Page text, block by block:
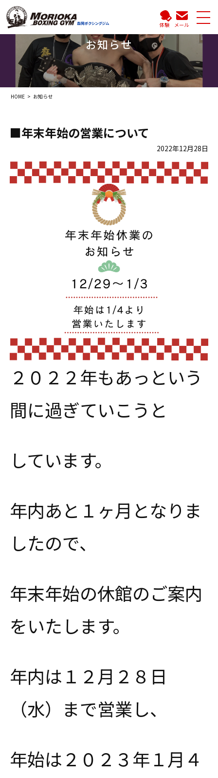
体験 メール
お知らせ
HOME お知らせ
■年末年始の営業について
2022年12月28日
２０２２年もあっという
間に過ぎていこうと
しています。
年内あと１ヶ月となりま
したので、
年末年始の休館のご案内
をいたします。
年内は１２月２８日
（水）まで営業し、
年始は２０２３年１月４